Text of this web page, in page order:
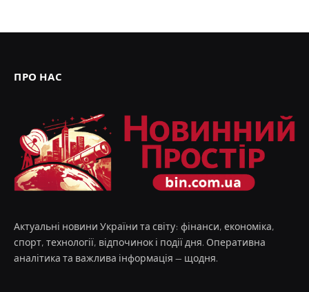
ПРО НАС
Актуальні новини України та світу: фінанси, економіка,
спорт, технології, відпочинок і події дня. Оперативна
аналітика та важлива інформація — щодня.